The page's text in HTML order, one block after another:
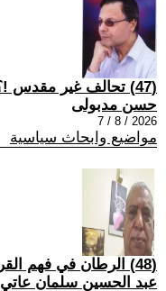
(47) تحالف غير مقدس !؟
حسن مدبولى
2026 / 8 / 7
مواضيع وابحاث سياسية
(48) الرطان في فهم القران.....6
عبد الحسين سلمان عاتي